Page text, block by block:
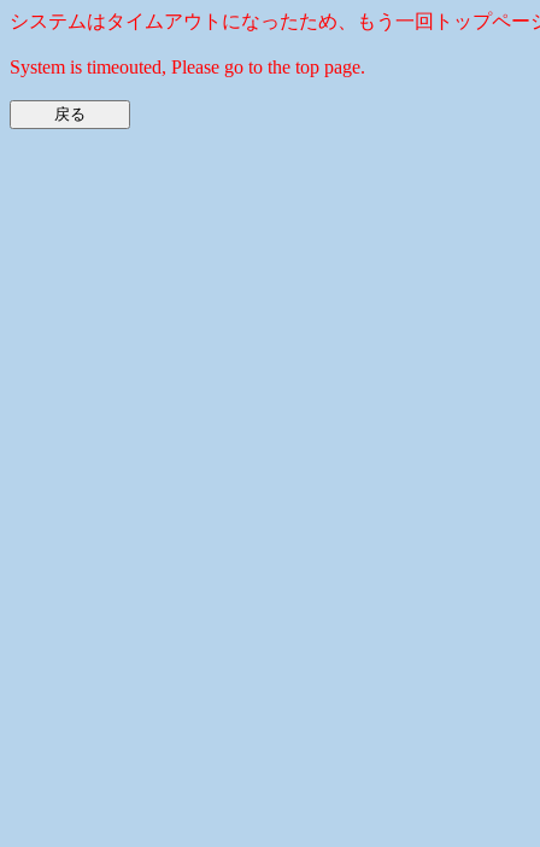
システムはタイムアウトになったため、もう一回トップペー
System is timeouted, Please go to the top page.